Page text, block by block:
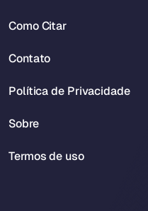
Como Citar
Contato
Política de Privacidade
Sobre
Termos de uso